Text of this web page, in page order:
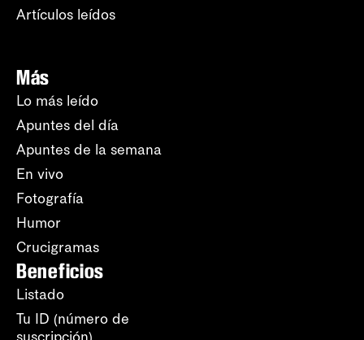
Artículos leídos
Más
Lo más leído
Apuntes del día
Apuntes de la semana
En vivo
Fotografía
Humor
Crucigramas
Beneficios
Listado
Tu ID (número de